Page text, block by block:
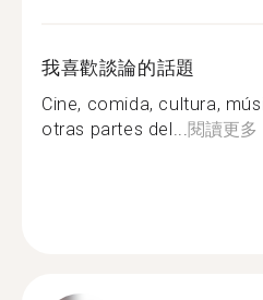
我喜歡談論的話題
Cine, comida, cultura,
otras partes del...閱讀更多